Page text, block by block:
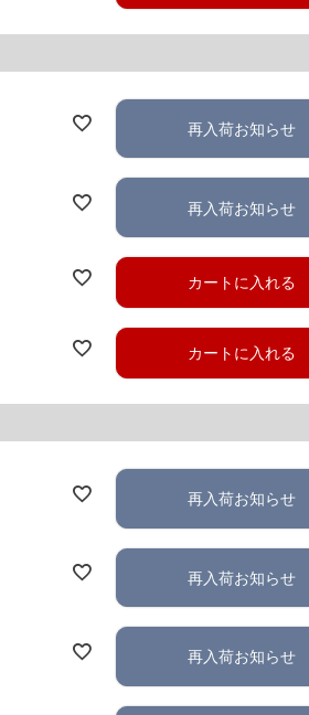
再入荷お知らせ
再入荷お知らせ
カートに入れる
カートに入れる
再入荷お知らせ
再入荷お知らせ
再入荷お知らせ